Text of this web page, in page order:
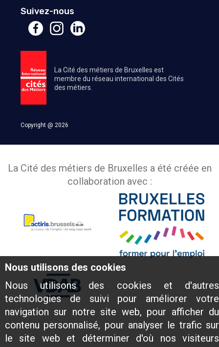
Nous utilisons des cookies
Nous utilisons des cookies et d'autres
technologies de suivi pour améliorer votre
navigation sur notre site web, pour afficher du
contenu personnalisé, pour analyser le trafic sur
le site web et déterminer d'où nos visiteurs
Suivez-nous
La Cité des métiers de Bruxelles est
membre du réseau international des Cités
des métiers.
Copyright @ 2026
La Cité des métiers de Bruxelles a été créée en
collaboration avec :